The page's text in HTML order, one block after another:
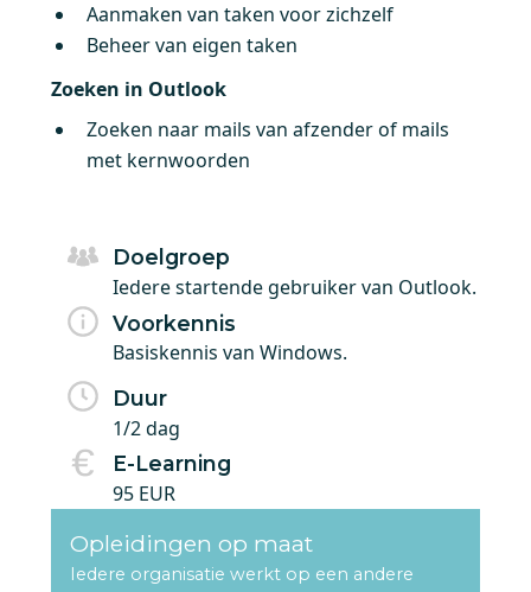
Aanmaken van taken voor zichzelf
Beheer van eigen taken
Zoeken in Outlook
Zoeken naar mails van afzender of mails
met kernwoorden
Doelgroep
Iedere startende gebruiker van Outlook.
Voorkennis
Basiskennis van Windows.
Duur
1/2 dag
E-Learning
95 EUR
Opleidingen op maat
Iedere organisatie werkt op een andere